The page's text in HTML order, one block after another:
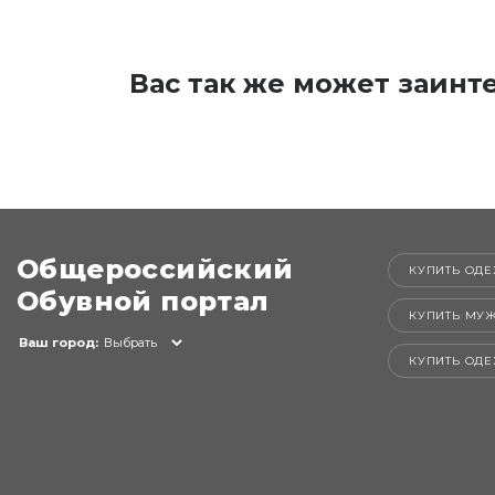
Вас так же может
Общероссийский
Обувной портал
Ваш город: Выбрать
КУПИТЬ
КУПИТЬ
КУПИТЬ